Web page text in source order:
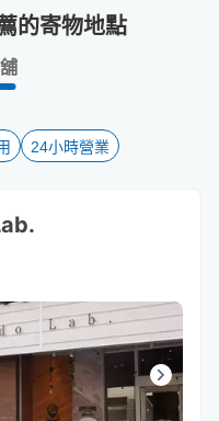
的寄物地點
24小時營業